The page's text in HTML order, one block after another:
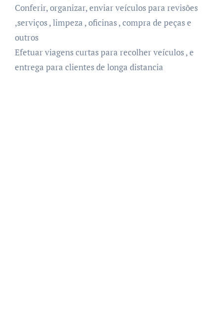
Conferir, organizar, enviar veículos para revisões
,serviços , limpeza , oficinas , compra de peças e
outros
Efetuar viagens curtas para recolher veículos , e
entrega para clientes de longa distancia